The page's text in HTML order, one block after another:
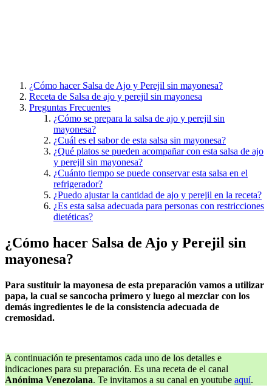
¿Cómo hacer Salsa de Ajo y Perejil sin mayonesa?
Receta de Salsa de ajo y perejil sin mayonesa
Preguntas Frecuentes
¿Cómo se prepara la salsa de ajo y perejil sin
mayonesa?
¿Cuál es el sabor de esta salsa sin mayonesa?
¿Qué platos se pueden acompañar con esta salsa de ajo
y perejil sin mayonesa?
¿Cuánto tiempo se puede conservar esta salsa en el
refrigerador?
¿Puedo ajustar la cantidad de ajo y perejil en la receta?
¿Es esta salsa adecuada para personas con restricciones
dietéticas?
¿Cómo hacer Salsa de Ajo y Perejil sin
mayonesa?
Para sustituir la mayonesa de esta preparación vamos a utilizar
papa, la cual se sancocha primero y luego al mezclar con los
demás ingredientes le de la consistencia adecuada de
cremosidad.
A continuación te presentamos cada uno de los detalles e
indicaciones para su preparación. Es una receta de el canal
Anónima Venezolana. Te invitamos a su canal en youtube aquí.